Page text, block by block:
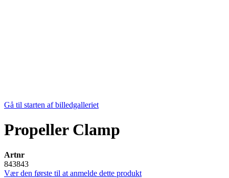
Gå til starten af billedgalleriet
Propeller Clamp
Artnr
843843
Vær den første til at anmelde dette produkt